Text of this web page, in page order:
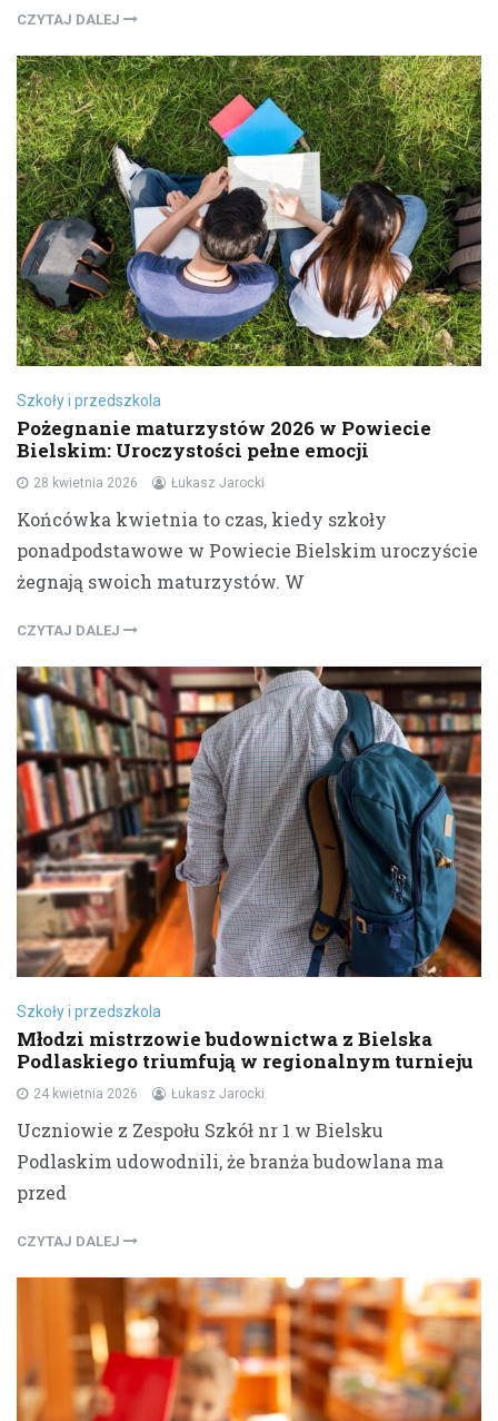
CZYTAJ DALEJ
Szkoły i przedszkola
Pożegnanie maturzystów 2026 w Powiecie
Bielskim: Uroczystości pełne emocji
28 kwietnia 2026 Łukasz Jarocki
Końcówka kwietnia to czas, kiedy szkoły
ponadpodstawowe w Powiecie Bielskim uroczyście
żegnają swoich maturzystów. W
CZYTAJ DALEJ
Szkoły i przedszkola
Młodzi mistrzowie budownictwa z Bielska
Podlaskiego triumfują w regionalnym turnieju
24 kwietnia 2026 Łukasz Jarocki
Uczniowie z Zespołu Szkół nr 1 w Bielsku
Podlaskim udowodnili, że branża budowlana ma
przed
CZYTAJ DALEJ